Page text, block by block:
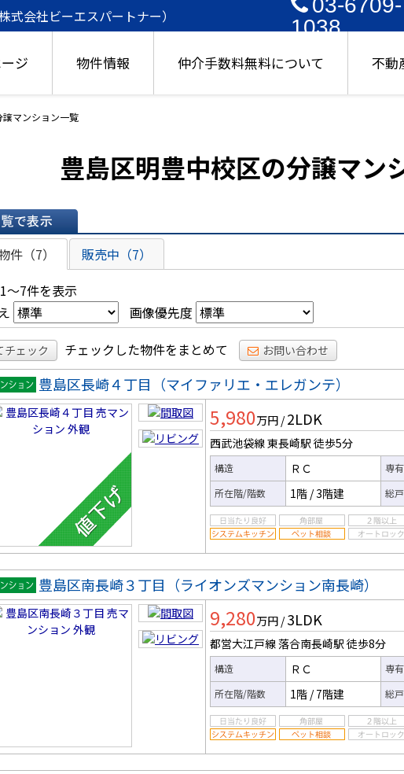
会社ビーエスパートナー）
1038
ジ 物件情報 仲介手数料無料について 不動
マンション一覧
豊島区明豊中校区の分譲マン
示
件（7） 販売中（7）
～7件を表示
画像優先度
チェック チェックした物件をまとめて お問い合わせ
ンシ
豊島区長崎４丁目（マイファリエ・エレガンテ）
5,980万円 / 2LDK
西武池袋線 東長崎駅 徒歩5分
構造 ＲＣ 専
所在階/階数 1階 /3階建 総
ンシ
豊島区南長崎３丁目（ライオンズマンション南長崎）
9,280万円 / 3LDK
都営大江戸線 落合南長崎駅 徒歩8分
構造 ＲＣ 専
所在階/階数 1階 /7階建 総